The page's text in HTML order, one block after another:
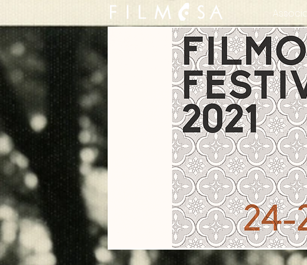
Chang Tso-Chi, réalisateur
internationalement pour son
ethniques en marge de la